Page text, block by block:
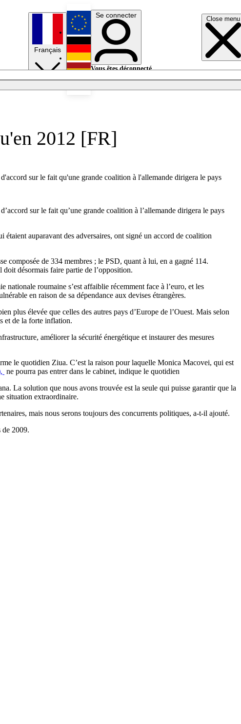
Close menu
Français
English
Deutsch
Se connecter
Vous êtes déconnecté.
2012 [FR]
sur le fait qu'une grande coalition à l'allemande dirigera le pays
sur le fait qu’une grande coalition à l’allemande dirigera le pays
auparavant des adversaires, ont signé un accord de coalition
composée de 334 membres ; le PSD, quant à lui, en a gagné 114.
désormais faire partie de l’opposition.
roumaine s’est affaiblie récemment face à l’euro, et les
en raison de sa dépendance aux devises étrangères.
plus élevée que celles des autres pays d’Europe de l’Ouest. Mais selon
et de la forte inflation.
améliorer la sécurité énergétique et instaurer des mesures
le quotidien Ziua. C’est la raison pour laquelle Monica Macovei, qui est
ne pourra pas entrer dans le cabinet, indique le quotidien
La solution que nous avons trouvée est la seule qui puisse garantir que la
situation extraordinaire.
mais nous serons toujours des concurrents politiques, a-t-il ajouté.
de 2009.